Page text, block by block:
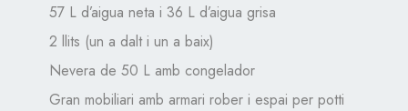
57 L d’aigua neta i 36 L d’aigua grisa
2 llits (un a dalt i un a baix)
Nevera de 50 L amb congelador
Gran mobiliari amb armari rober i espai per potti